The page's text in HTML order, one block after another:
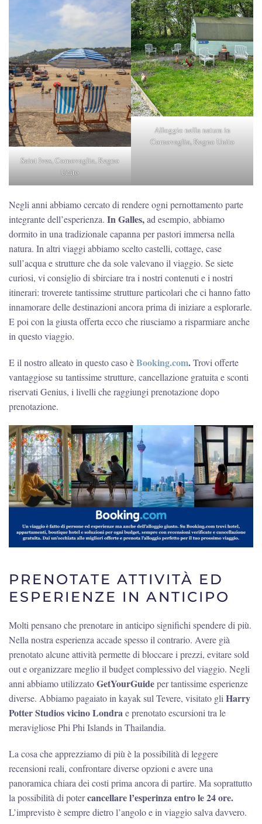
Saint Ives, Cornovaglia, Regno
Unito
Alloggio nella natura in
Cornovaglia, Regno Unito
Negli anni abbiamo cercato di rendere ogni pernottamento parte
integrante dell’esperienza. In Galles,ad esempio, abbiamo
dormito in una tradizionale capanna per pastori immersa nella
natura. In altri viaggi abbiamo scelto castelli, cottage, case
sull’acqua e strutture che da sole valevano il viaggio. Se siete
curiosi, vi consiglio di sbirciare tra i nostri contenuti e i nostri
itinerari: troverete tantissime strutture particolari che ci hanno fatto
innamorare delle destinazioni ancora prima di iniziare a esplorarle.
E poi con la giusta offerta ecco che riusciamo a risparmiare anche
in questo viaggio.
E il nostro alleato in questo caso èBooking.com.Trovi offerte
vantaggiose su tantissime strutture, cancellazione gratuita e sconti
riservati Genius, i livelli che raggiungi prenotazione dopo
prenotazione.
PRENOTATE ATTIVITÀ ED
ESPERIENZE IN ANTICIPO
Molti pensano che prenotare in anticipo significhi spendere di più.
Nella nostra esperienza accade spesso il contrario. Avere già
prenotato alcune attività permette di bloccare i prezzi, evitare sold
out e organizzare meglio il budget complessivo del viaggio. Negli
anni abbiamo utilizzatoGetYourGuideper tantissime esperienze
diverse. Abbiamo pagaiato in kayak sul Tevere, visitato gli Harry
Potter Studios vicino Londrae prenotato escursioni tra le
meravigliose Phi Phi Islands in Thailandia.
La cosa che apprezziamo di più è la possibilità di leggere
recensioni reali, confrontare diverse opzioni e avere una
panoramica chiara dei costi prima ancora di partire. Ma soprattutto
la possibilità di potercancellare l’esperinza entro le 24 ore.
L’imprevisto è sempre dietro l’angolo e in viaggio salva davvero.